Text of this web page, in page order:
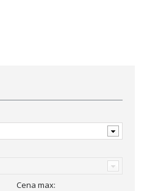
Cena max: